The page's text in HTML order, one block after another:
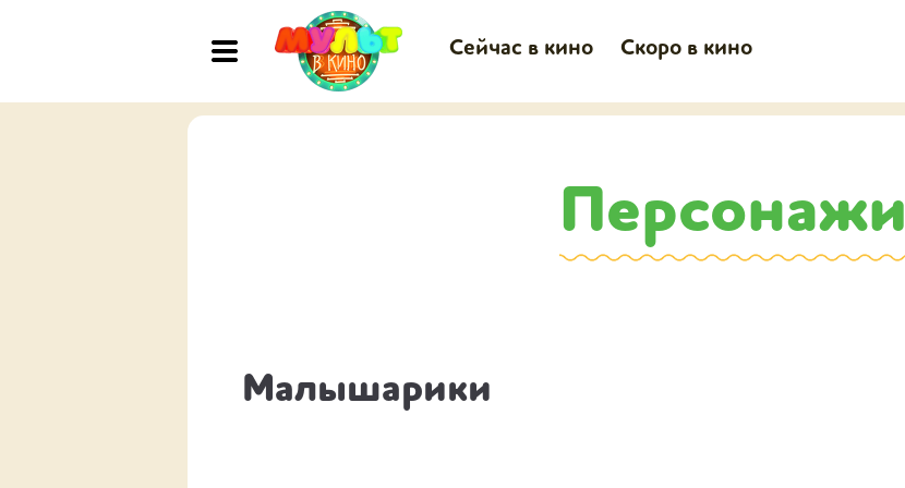
Сейчас в кино Скоро в кино
Персонажи
Малышарики